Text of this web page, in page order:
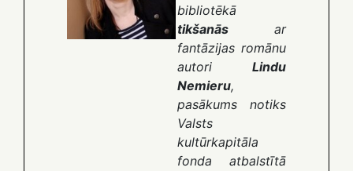
bibliotēkā
tikšanās ar
fantāzijas romānu
autori Lindu
Nemieru,
pasākums notiks
Valsts
kultūrkapitāla
fonda atbalstītā